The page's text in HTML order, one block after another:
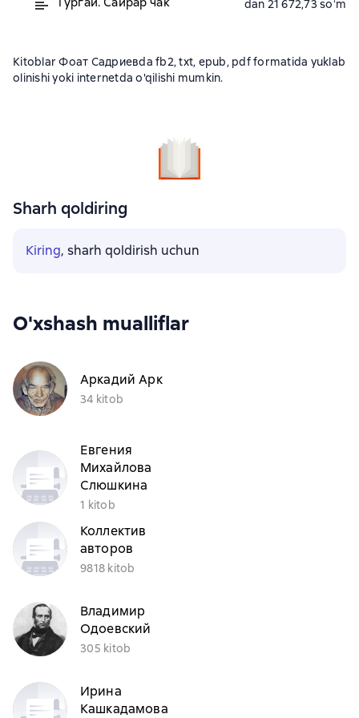
dan 21 672,73 soʻm
Kitoblar Фоат Садриевda fb2, txt, epub, pdf formatida yuklab
olinishi yoki internetda o'qilishi mumkin.
Sharh qoldiring
Kiring, sharh qoldirish uchun
O'xshash mualliflar
Аркадий Арк
34 kitob
Евгения
Михайлова
Слюшкина
1 kitob
Коллектив
авторов
9818 kitob
Владимир
Одоевский
305 kitob
Ирина
Кашкадамова